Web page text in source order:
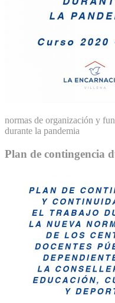
normas de organización y
durante la pandemia
Plan de contingencia